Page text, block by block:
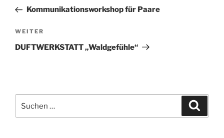
Beitrag
Kommunikationsworkshop für Paare
Nächster
Beitrag
WEITER
DUFTWERKSTATT „Waldgefühle“
nach: